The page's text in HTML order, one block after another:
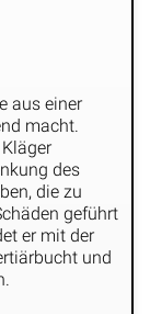
aus einer
macht.
Kläger
des
die zu
geführt
er mit der
und